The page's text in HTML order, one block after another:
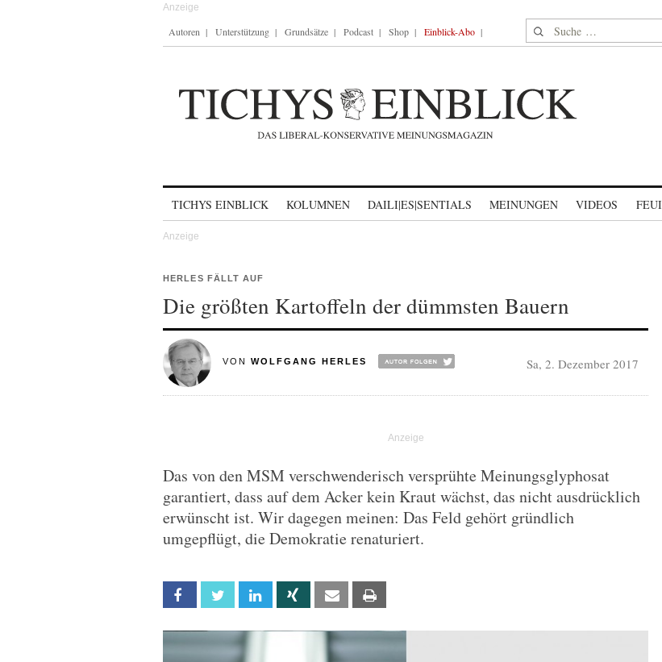
Autoren Unterstützung Grundsätze Podcast Shop Einblick-Abo Suche nach:
TICHYS EINBLICK KOLUMNEN DAILI|ES|SENTIALS MEINUNGEN VIDEOS
HERLES FÄLLT AUF
Die größten Kartoffeln der dümmsten Bauern
VON WOLFGANG HERLES Sa, 2. Dezember 2017
Das von den MSM verschwenderisch versprühte Meinungsglyphosat
garantiert, dass auf dem Acker kein Kraut wächst, das nicht ausdrücklich
erwünscht ist. Wir dagegen meinen: Das Feld gehört gründlich
umgepflügt, die Demokratie renaturiert.
Facebook Twitter Linkedin Xing Email